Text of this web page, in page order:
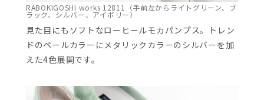
RABOKIGOSHI works 12811（手前左からライトグリーン、ブ
ラック、シルバー、アイボリー）
見た目にもソフトなローヒールモカパンプス。トレン
ドのペールカラーにメタリックカラーのシルバーを加
えた4色展開です。